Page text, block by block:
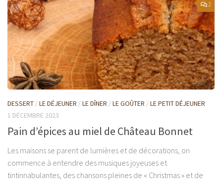
2
DESSERT /LE DÉJEUNER /LE DÎNER /LE GOÛTER /LE PETIT DÉJEUNER
1 DÉCEMBRE 2023
Pain d’épices au miel de Château Bonnet
Les maisons se parent de lumières et de décorations, on
commence à entendre des musiques joyeuses et
tintinnabulantes, des chansons pleines de « Christmas » et de